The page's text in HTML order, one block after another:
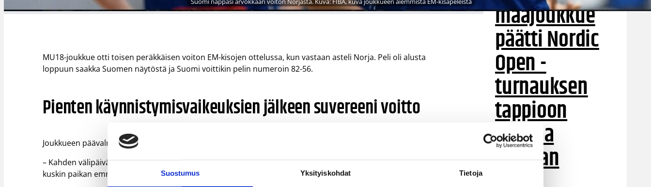
Suostumus Yksityiskohdat Tietoja
MU18-joukkue otti toisen peräkkäisen voiton EM-kisojen ottelussa, kun vastaan asteli Norja. Peli oli alusta
loppuun saakka Suomen näytöstä ja Suomi voittikin pelin numeroin 82-56.
Pienten käynnistymisvaikeuksien jälkeen suvereeni voitto
Joukkueen päävalmentaja Mikko Larkas oli omiensa otteisiin tyytyväinen.
– Kahden välipäivän jälkeen alussa oli hieman käynnistysvaikeuksia. Kun saimme koneet käyntiin, otimme
kuskin paikan emmekä enää katsoneet taaksemme.
maajoukkue
päätti Nordic
Open -
turnauksen
tappioon
Latviaa
vastaan